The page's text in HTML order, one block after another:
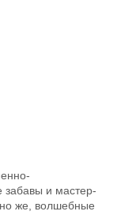
забавы и мастер-
же, волшебные